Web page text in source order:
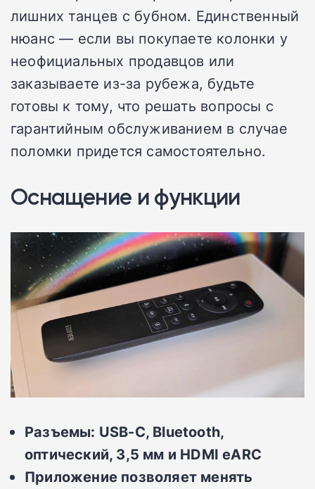
лишних танцев с бубном. Единственный
нюанс — если вы покупаете колонки у
неофициальных продавцов или
заказываете из-за рубежа, будьте
готовы к тому, что решать вопросы с
гарантийным обслуживанием в случае
поломки придется самостоятельно.
Оснащение и функции
Разъемы: USB-C, Bluetooth,
оптический, 3,5 мм и HDMI eARC
Приложение позволяет менять